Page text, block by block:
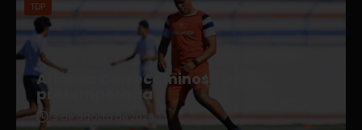
TDP
Afianza Correcaminos TDP su
pretemporada
3 de agosto de 2026